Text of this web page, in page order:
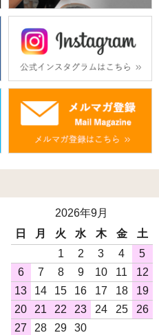
2026年9月
日
月 火 水 木 金
土
1
2 3 4
5
6
7 8 9 10 11
12
13
14 15 16 17 18
19
20
21 22 23 24 25
26
27
28 29 30